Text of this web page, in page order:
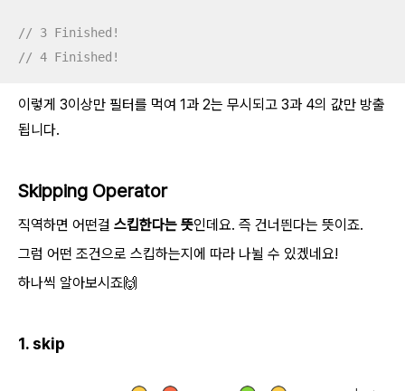
// 3 Finished!
// 4 Finished!
이렇게 3이상만 필터를 먹여 1과 2는 무시되고 3과 4의 값만 방출
됩니다.
Skipping Operator
직역하면 어떤걸 스킵한다는 뜻인데요. 즉 건너띈다는 뜻이죠.
그럼 어떤 조건으로 스킵하는지에 따라 나뉠 수 있겠네요!
하나씩 알아보시죠🙌
1. skip